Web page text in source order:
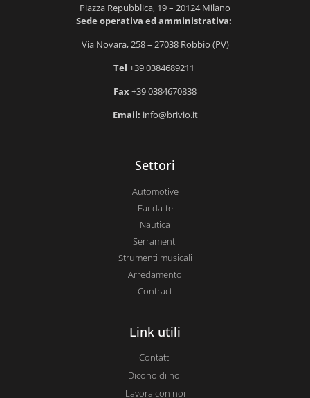
Piazza Repubblica, 19 – 20124 Milano
Sede operativa ed amministrativa:
Via Novara, 258 – 27038 Robbio (PV)
Tel +39 0384689211
Fax+39 0384670838
Email: info@brivio.it
Settori
Automotive
Fai-da-te
Nautica
Serramenti
Strumenti musicali
Arredamento
Contract
Link utili
Contatti
Dicono di noi
Lavora con noi